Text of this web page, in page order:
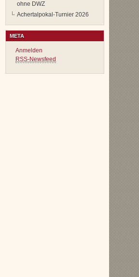
ohne DWZ
Achertalpokal-Turnier 2026
META
Anmelden
RSS-Newsfeed